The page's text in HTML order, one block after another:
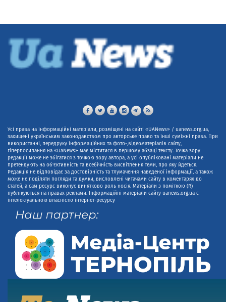
Усі права на інформаційні матеріали, розміщені на сайті «UANews» / uanews.org.ua,
захищені українським законодавством про авторське право та інші суміжні права. При
використанні, передруку інформаційних та фото-,відеоматеріалів сайту,
гіперпосилання на «UaNews» має міститися в першому абзаці тексту. Точка зору
редакції може не збігатися з точкою зору автора, а усі опубліковані матеріали не
претендують на об'єктивність та всебічність висвітлення теми, про яку йдеться.
Редакція не відповідає за достовірність та тлумачення наведеної інформації, а також
може не поділяти погляди та думки, висловлені читачами сайту в коментарях до
статей, а сам ресурс виконує винятково роль носія. Матеріали з поміткою (R)
публікуються на правах реклами. Інформаційні матеріали сайту uanews.org.ua є
інтелектуальною власністю інтернет-ресурсу